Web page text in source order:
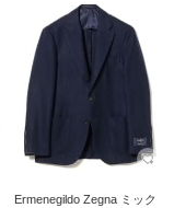
Ermenegildo Zegna ミック